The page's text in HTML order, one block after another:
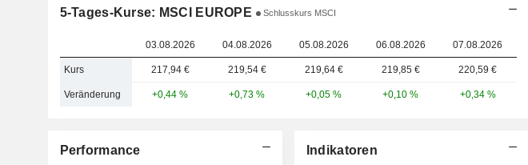
5-Tages-Kurse: MSCI EUROPE Schlusskurs MSCI
03.08.2026 04.08.2026 05.08.2026 06.08.2026 07.08.2026
Kurs 217,94 € 219,54 € 219,64 € 219,85 € 220,59 €
Veränderung +0,44 % +0,73 % +0,05 % +0,10 % +0,34 %
Performance Indikatoren